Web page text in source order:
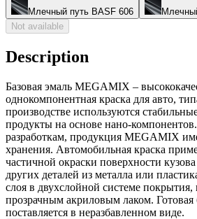
Млечный путь BASF 606
Not available
Description
Базовая эмаль MEGAMIX –
однокомпонентная краска для авто,
производстве используются
продукты на основе нано-
разработкам, продукция MEGAMIX
хранения. Автомобильная краска
частичной окраски поверхности
других деталей из металла или
слоя в двухслойной системе покрытия,
прозрачным акриловым лаком. Готовая
поставляется в неразбавленном виде.